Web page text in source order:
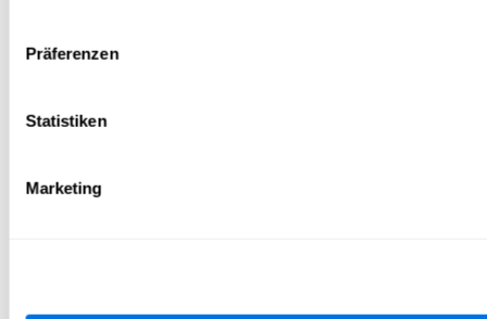
Präferenzen
Statistiken
Marketing